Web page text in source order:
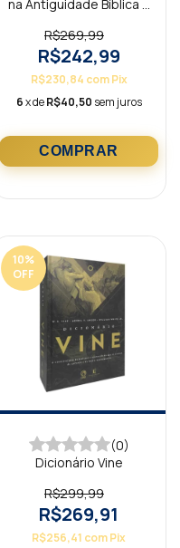
na Antiguidade Bíblica &
R$269,99
R$242,99
R$230,84 com Pix
6x deR$40,50 sem juros
10%
OFF
(0)
Dicionário Vine
R$299,99
R$269,91
R$256,41 comPix